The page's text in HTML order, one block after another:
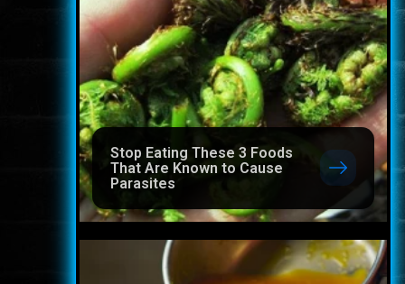
Stop Eating These 3 Foods
That Are Known to Cause
Parasites